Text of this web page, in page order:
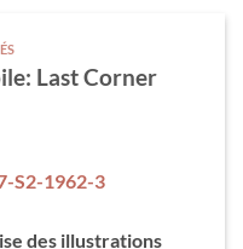
Last Corner
des illustrations